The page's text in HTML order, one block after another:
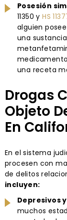
Posesión
11350 yHS
alguien
una
una receta
Drogas
Objeto
En
En el sistema
procesen con
de delitos
incluyen:
Depresivos
muchos